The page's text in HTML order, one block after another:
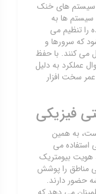
سیستم های خنک
سیستم ها به
را تنظیم می
که سرورها و
می کنند. با حفظ
عملکرد به دلیل
سخت افزار
فیزیکی
به همین
استفاده می
هویت بیومتریک
مناطق را پوشش
حضور دارند.